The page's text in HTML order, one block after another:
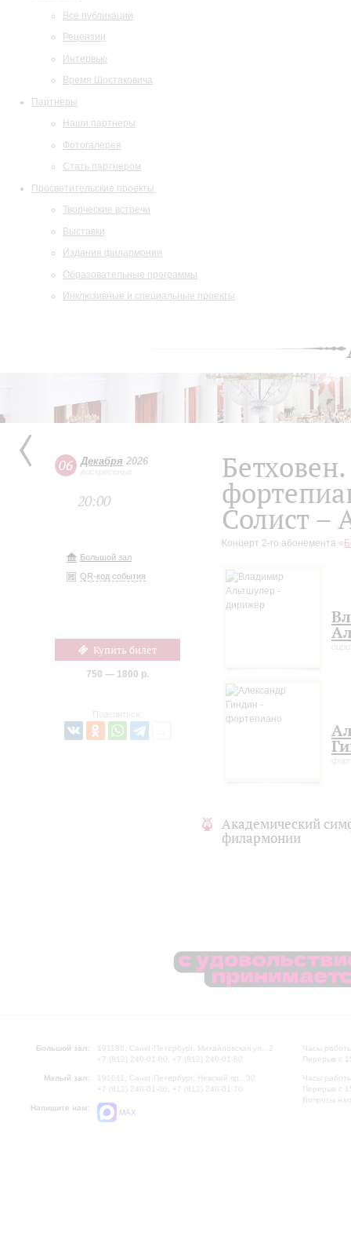
Все публикации
Рецензии
Интервью
Время Шостаковича
Партнеры
Наши партнеры
Фотогалерея
Стать партнером
Просветительские проекты
Творческие встречи
Выставки
Издания филармонии
Образовательные программы
Инклюзивные и специальные проекты
06 Декабря 2026
воскресенье
20:00
Большой зал
QR-код события
Купить билет
750 — 1800 р.
Поделиться:
Солист –
Концерт 2-го абонемента «
Академический
филармонии
Большой зал:
191186, Санкт-Петербург, Михайловская ул., 2
+7 (812) 240-01-00, +7 (812) 240-01-80
Малый зал:
191011, Санкт-Петербург, Невский пр., 30
+7 (812) 240-01-00, +7 (812) 240-01-70
Напишите нам:
MAX
Часы
Перерыв с
Часы
Перерыв с
Вопросы